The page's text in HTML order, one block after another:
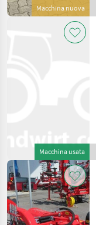
Macchina nuova
Macchina usata